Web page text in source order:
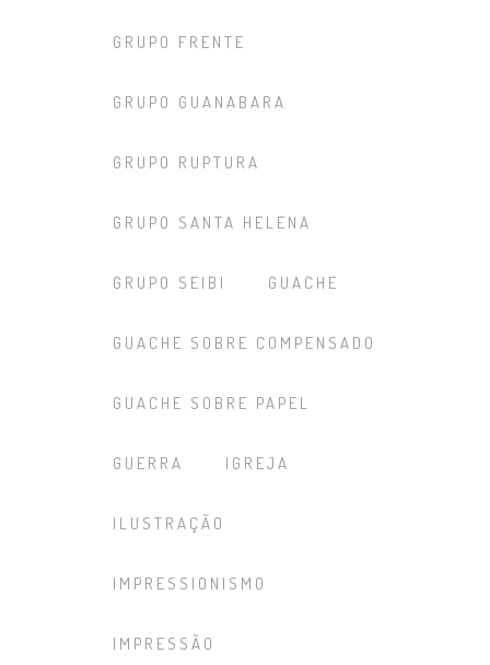
GRUPO FRENTE
GRUPO GUANABARA
GRUPO RUPTURA
GRUPO SANTA HELENA
GRUPO SEIBI GUACHE
GUACHE SOBRE COMPENSADO
GUACHE SOBRE PAPEL
GUERRA IGREJA
ILUSTRAÇÃO
IMPRESSIONISMO
IMPRESSÃO